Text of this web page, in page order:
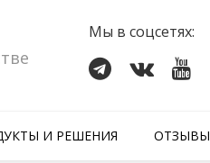
Мы в соцсетях:
И РЕШЕНИЯ ОТЗЫВЫ